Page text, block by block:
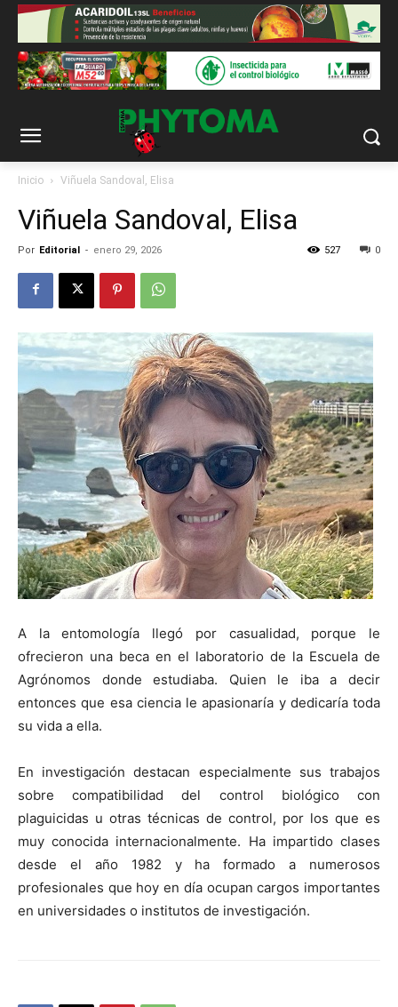
Inicio Viñuela Sandoval, Elisa
Viñuela Sandoval, Elisa
Por Editorial - enero 29, 2026 0
527
A la entomología llegó por casualidad, porque le
ofrecieron una beca en el laboratorio de la Escuela de
Agrónomos donde estudiaba. Quien le iba a decir
entonces que esa ciencia le apasionaría y dedicaría toda
su vida a ella.
En investigación destacan especialmente sus trabajos
sobre compatibilidad del control biológico con
plaguicidas u otras técnicas de control, por los que es
muy conocida internacionalmente. Ha impartido clases
desde el año 1982 y ha formado a numerosos
profesionales que hoy en día ocupan cargos importantes
en universidades o institutos de investigación.